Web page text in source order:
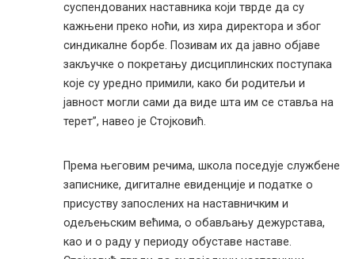
суспендованих наставника који тврде да су
кажњени преко ноћи, из хира директора и због
синдикалне борбе. Позивам их да јавно објаве
закључке о покретању дисциплинских поступака
које су уредно примили, како би родитељи и
јавност могли сами да виде шта им се ставља на
терет”, навео је Стојковић.
Према његовим речима, школа поседује службене
записнике, дигиталне евиденције и податке о
присуству запослених на наставничким и
одељењским већима, о обављању дежурстава,
као и о раду у периоду обуставе наставе.